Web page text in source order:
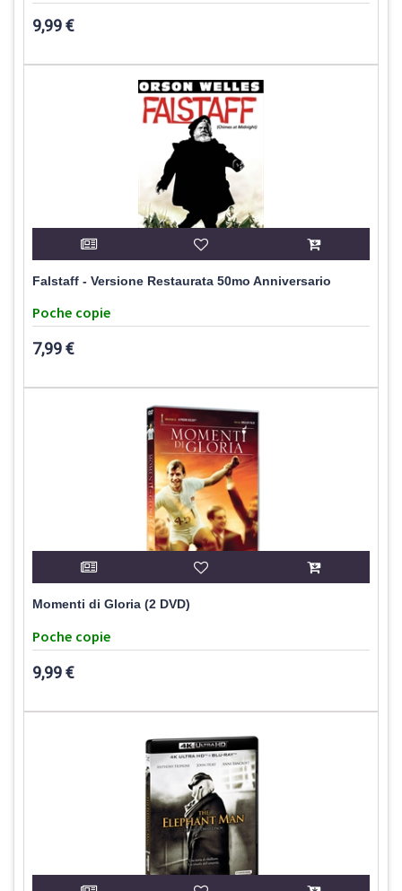
9,99 €
Falstaff - Versione Restaurata 50mo Anniversario
Poche copie
7,99 €
Momenti di Gloria (2 DVD)
Poche copie
9,99 €